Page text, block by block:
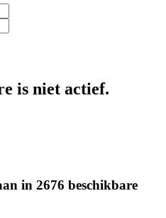
is niet actief.
in 2676 beschikbare